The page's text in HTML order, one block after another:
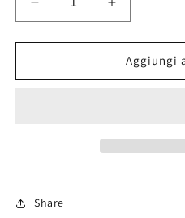
Diminuisci
quantità
per
Coming
Aumenta
quantità
per
Coming
Aggiungi
Share